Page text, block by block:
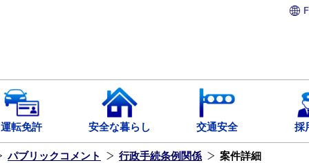
運転免許 安全な暮らし 交通安全 採
パブリックコメント 行政手続条例関係 案件詳細